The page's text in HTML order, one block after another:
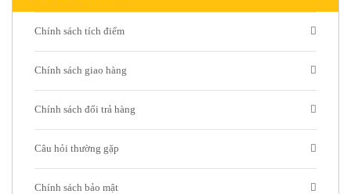
Chính sách tích điểm
Chính sách giao hàng
Chính sách đổi trả hàng
Câu hỏi thường gặp
Chính sách bảo mật